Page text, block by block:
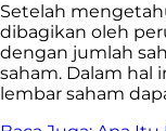
Setelah
dibagikan oleh
dengan jumlah
saham. Dalam hal
lembar saham